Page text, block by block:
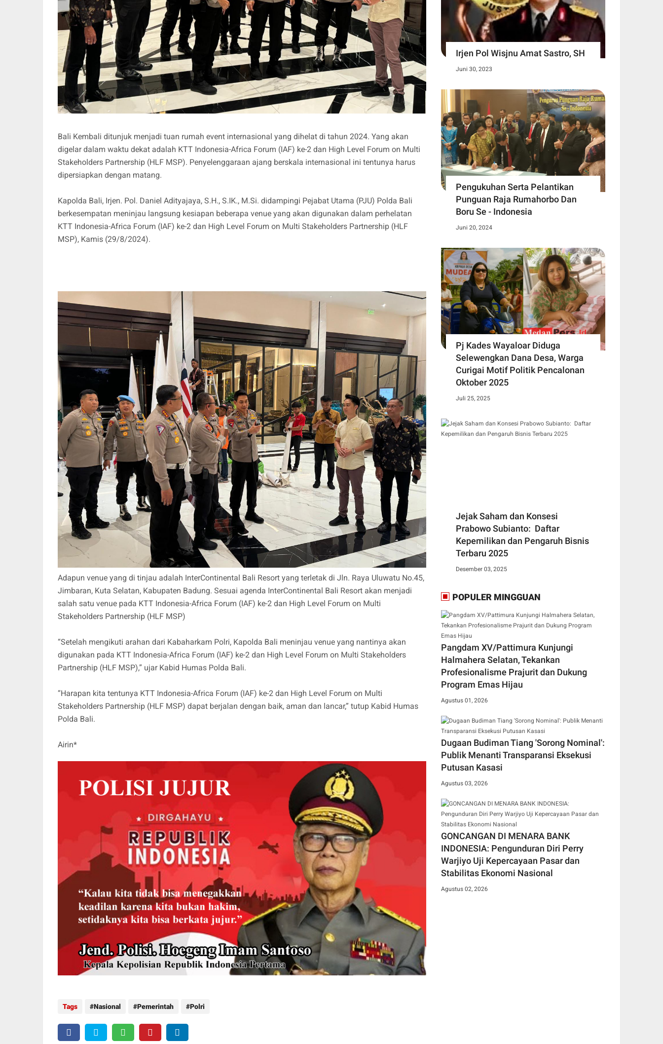
Bali Kembali ditunjuk menjadi tuan rumah event internasional yang dihelat di tahun 2024. Yang akan
digelar dalam waktu dekat adalah KTT Indonesia-Africa Forum (IAF) ke-2 dan High Level Forum on Multi
Stakeholders Partnership (HLF MSP). Penyelenggaraan ajang berskala internasional ini tentunya harus
dipersiapkan dengan matang.
Kapolda Bali, Irjen. Pol. Daniel Adityajaya, S.H., S.IK., M.Si. didampingi Pejabat Utama (PJU) Polda Bali
berkesempatan meninjau langsung kesiapan beberapa venue yang akan digunakan dalam perhelatan
KTT Indonesia-Africa Forum (IAF) ke-2 dan High Level Forum on Multi Stakeholders Partnership (HLF
MSP), Kamis (29/8/2024).
Adapun venue yang di tinjau adalah InterContinental Bali Resort yang terletak di Jln. Raya Uluwatu No.45,
Jimbaran, Kuta Selatan, Kabupaten Badung. Sesuai agenda InterContinental Bali Resort akan menjadi
salah satu venue pada KTT Indonesia-Africa Forum (IAF) ke-2 dan High Level Forum on Multi
Stakeholders Partnership (HLF MSP)
“Setelah mengikuti arahan dari Kabaharkam Polri, Kapolda Bali meninjau venue yang nantinya akan
digunakan pada KTT Indonesia-Africa Forum (IAF) ke-2 dan High Level Forum on Multi Stakeholders
Partnership (HLF MSP),” ujar Kabid Humas Polda Bali.
“Harapan kita tentunya KTT Indonesia-Africa Forum (IAF) ke-2 dan High Level Forum on Multi
Stakeholders Partnership (HLF MSP) dapat berjalan dengan baik, aman dan lancar,” tutup Kabid Humas
Polda Bali.
Airin*
Tags Nasional Pemerintah Polri
Irjen Pol Wisjnu Amat Sastro, SH
Juni 30, 2023
Pengukuhan Serta Pelantikan
Punguan Raja Rumahorbo Dan
Boru Se - Indonesia
Juni 20, 2024
Pj Kades Wayaloar Diduga
Selewengkan Dana Desa, Warga
Curigai Motif Politik Pencalonan
Oktober 2025
Juli 25, 2025
Jejak Saham dan Konsesi
Prabowo Subianto: Daftar
Kepemilikan dan Pengaruh Bisnis
Terbaru 2025
Desember 03, 2025
POPULER MINGGUAN
Pangdam XV/Pattimura Kunjungi
Halmahera Selatan, Tekankan
Profesionalisme Prajurit dan Dukung
Program Emas Hijau
Agustus 01, 2026
Dugaan Budiman Tiang 'Sorong Nominal':
Publik Menanti Transparansi Eksekusi
Putusan Kasasi
Agustus 03, 2026
GONCANGAN DI MENARA BANK
INDONESIA: Pengunduran Diri Perry
Warjiyo Uji Kepercayaan Pasar dan
Stabilitas Ekonomi Nasional
Agustus 02, 2026